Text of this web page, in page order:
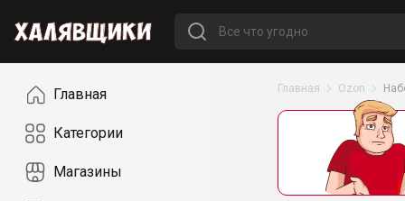
НавигацияГлавная
Категории
Магазины
Главная Ozon